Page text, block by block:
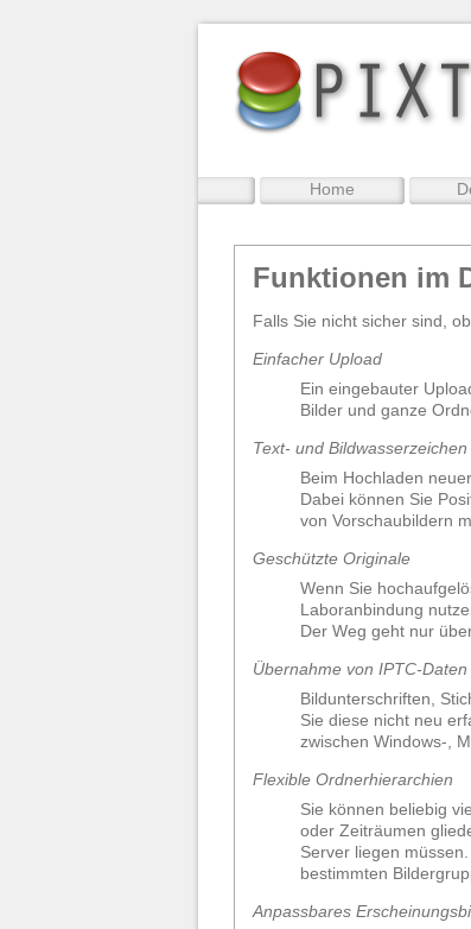
Home
Funktionen im
Falls Sie nicht sicher sind,
Einfacher Upload
Ein eingebauter
Bilder und ganze
Text- und Bildwasserzeichen
Beim Hochladen
Dabei können Sie
von Vorschaubildern
Geschützte Originale
Wenn Sie
Laboranbindung
Der Weg geht nur
Übernahme von IPTC-Daten
Bildunterschriften,
Sie diese nicht neu
zwischen Windows-,
Flexible Ordnerhierarchien
Sie können beliebig
oder Zeiträumen
Server liegen
bestimmten
Anpassbares